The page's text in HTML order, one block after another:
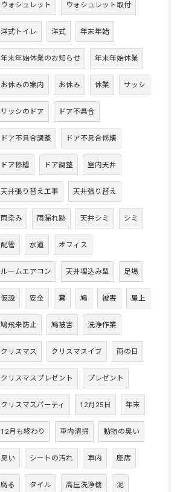
ウォシュレット ウォシュレット取付
洋式トイレ 洋式 年末年始
年末年始休業のお知らせ 年末年始休業
お休みの案内 お休み 休業 サッシ
サッシのドア ドア不具合
ドア不具合調整 ドア不具合修繕
ドア修繕 ドア調整 室内天井
天井張り替え工事 天井張り替え
雨染み 雨漏れ跡 天井シミ シミ
配管 水道 オフィス
ルームエアコン 天井埋込み型 足場
仮設 安全 糞 鳩 被害 屋上
鳩飛来防止 鳩被害 洗浄作業
クリスマス クリスマスイブ 雨の日
クリスマスプレゼント プレゼント
クリスマスパーティ 12月25日 年末
12月も終わり 車内清掃 動物の臭い
臭い シートの汚れ 車内 座席
腐る タイル 高圧洗浄機 泥